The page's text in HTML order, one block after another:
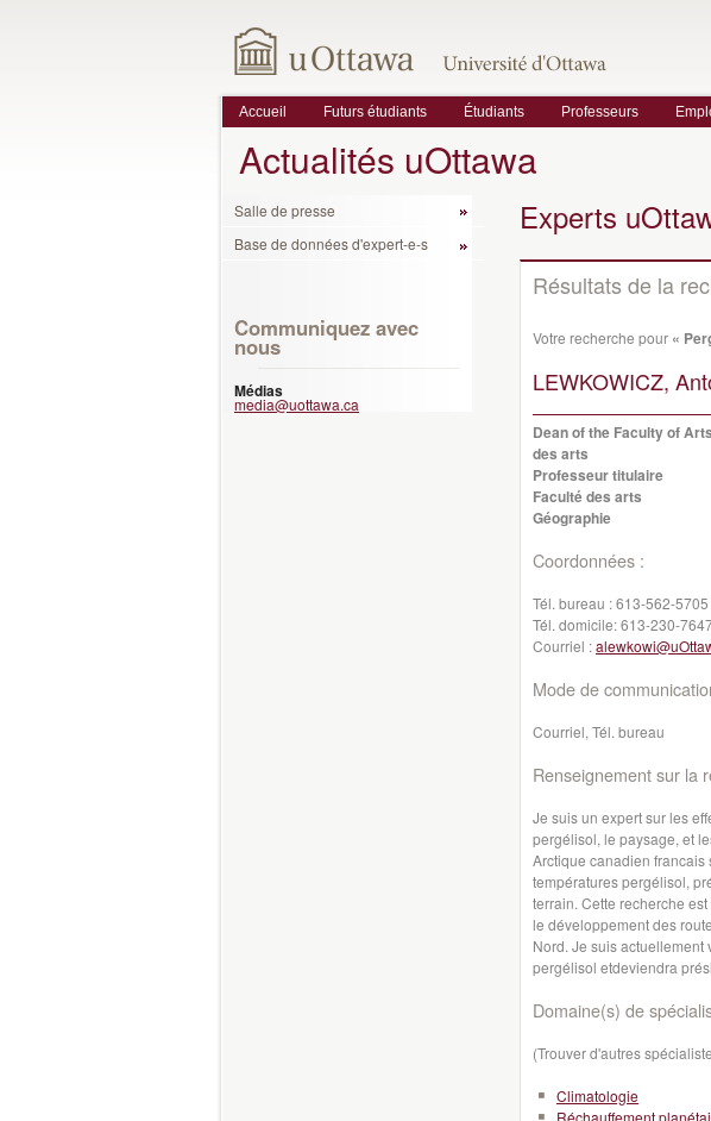
Accueil Futurs étudiants Étudiants Professeurs
Actualités uOttawa
Salle de presse
Base de données d'expert-e-s
Communiquez avec
nous
Médias
media@uottawa.ca
Experts
Résultats de la
Votre recherche pour «
LEWKOWICZ,
Dean of the Faculty of
des arts
Professeur titulaire
Faculté des arts
Géographie
Coordonnées :
Tél. bureau :613-562-5705
Tél. domicile:613-230-
Courriel :
Mode de
Courriel, Tél. bureau
Renseignement sur la
Je suis un expert sur les
pergélisol, le paysage, et
Arctique canadien francais
températures pergélisol,
terrain. Cette recherche est
le développementdes
Nord. Je suisactuellement
pergélisol etdeviendra
Domaine(s) de
(Trouver d'autres
Climatologie
Réchauffement